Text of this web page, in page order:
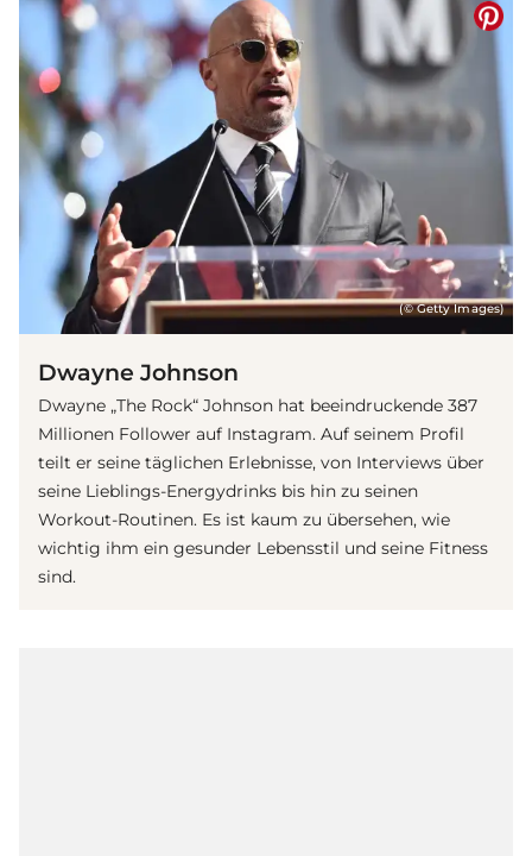
(© Getty Images)
Dwayne Johnson
Dwayne „The Rock“ Johnson hat beeindruckende 387
Millionen Follower auf Instagram. Auf seinem Profil
teilt er seine täglichen Erlebnisse, von Interviews über
seine Lieblings-Energydrinks bis hin zu seinen
Workout-Routinen. Es ist kaum zu übersehen, wie
wichtig ihm ein gesunder Lebensstil und seine Fitness
sind.